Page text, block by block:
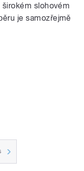
širokém slohovém
je samozřejmě